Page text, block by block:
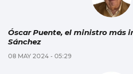
Óscar Puente, el ministro más
Sánchez
08 MAY 2024 - 05:29